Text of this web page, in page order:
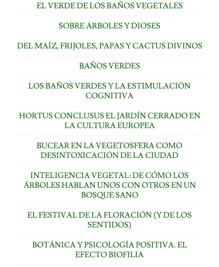
EL VERDE DE LOS BAÑOS VEGETALES
SOBRE ÁRBOLES Y DIOSES
DEL MAÍZ, FRIJOLES, PAPAS Y CACTUS DIVINOS
BAÑOS VERDES
LOS BAÑOS VERDES Y LA ESTIMULACIÓN
COGNITIVA
HORTUS CONCLUSUS EL JARDÍN CERRADO EN
LA CULTURA EUROPEA
BUCEAR EN LA VEGETOSFERA COMO
DESINTOXICACIÓN DE LA CIUDAD
INTELIGENCIA VEGETAL: DE CÓMO LOS
ÁRBOLES HABLAN UNOS CON OTROS EN UN
BOSQUE SANO
EL FESTIVAL DE LA FLORACIÓN (Y DE LOS
SENTIDOS)
BOTÁNICA Y PSICOLOGÍA POSITIVA. EL
EFECTO BIOFILIA